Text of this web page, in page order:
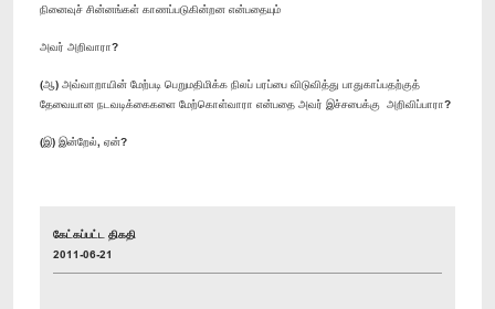
நினைவுச் சின்னங்கள் காணப்படுகின்றன என்பதையும்
அவர் அறிவாரா?
(ஆ) அவ்வாறாயின் மேற்படி பெறுமதிமிக்க நிலப் பரப்பை விடுவித்து பாதுகாப்பதற்குத்
தேவையான நடவடிக்கைகளை மேற்கொள்வாரா என்பதை அவர் இச்சபைக்கு அறிவிப்பாரா?
(இ) இன்றேல், ஏன்?
கேட்கப்பட்ட திகதி
2011-06-21